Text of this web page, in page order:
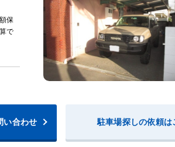
保
で
い合わせ 駐車場探しの依頼は